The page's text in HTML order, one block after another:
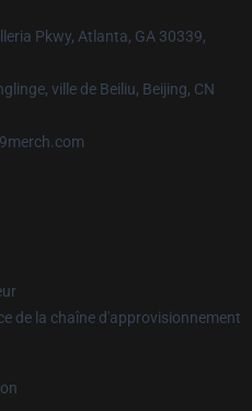
Pkwy, Atlanta, GA 30339,
ville de Beiliu, Beijing, CN
de la chaîne d'approvisionnement